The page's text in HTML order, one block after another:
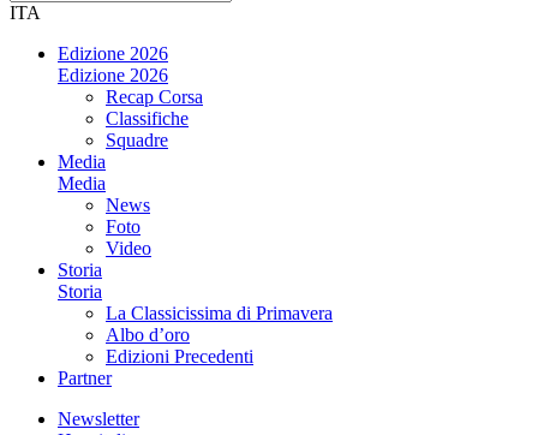
ITA
Edizione 2026
Edizione 2026
Recap Corsa
Classifiche
Squadre
Media
Media
News
Foto
Video
Storia
Storia
La Classicissima di Primavera
Albo d’oro
Edizioni Precedenti
Partner
Newsletter